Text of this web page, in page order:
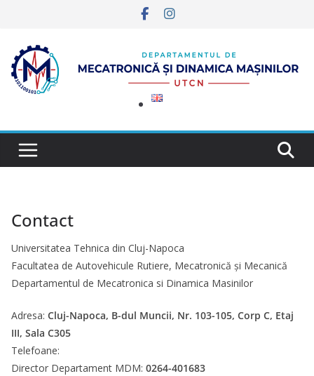
conținut
Contact
Universitatea Tehnica din Cluj-Napoca
Facultatea de Autovehicule Rutiere, Mecatronică și Mecanică
Departamentul de Mecatronica si Dinamica Masinilor
Adresa: Cluj-Napoca, B-dul Muncii, Nr. 103-105, Corp C, Etaj
III, Sala C305
Telefoane:
Director Departament MDM: 0264-401683